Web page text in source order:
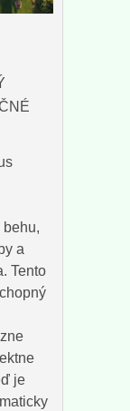
a
Tento
je